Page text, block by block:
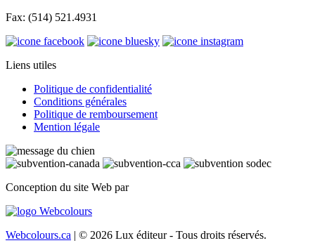
Fax: (514) 521.4931
Liens utiles
Politique de confidentialité
Conditions générales
Politique de remboursement
Mention légale
Conception du site Web par
Webcolours.ca | © 2026 Lux éditeur - Tous droits réservés.